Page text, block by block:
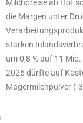
Milchpreise ab Hof
die Margen unter
starken
um 0,8 % auf 11
2026 dürfte auf
Magermilchpulver (-